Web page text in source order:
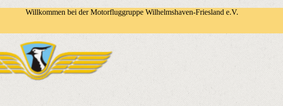
Willkommen bei der Motorfluggruppe Wilhelmshaven-Friesland e.V.